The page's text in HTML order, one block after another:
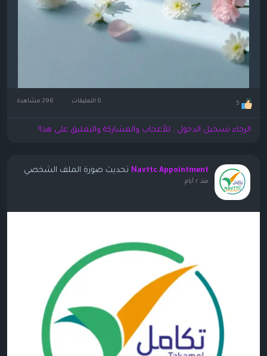
5 0 التعليقات
الرجاء تسجيل الدخول , للأعجاب والمشاركة والتعليق على هذا!
Navttc Appointment تحديث صورة الملف الشخصي
منذ ٢ أيام